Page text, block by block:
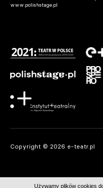
www.polishstage.pl
Copyright © 2026 e-teatr.pl
Używamy plików cookies